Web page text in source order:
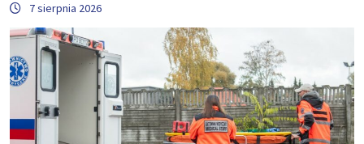
7 sierpnia 2026